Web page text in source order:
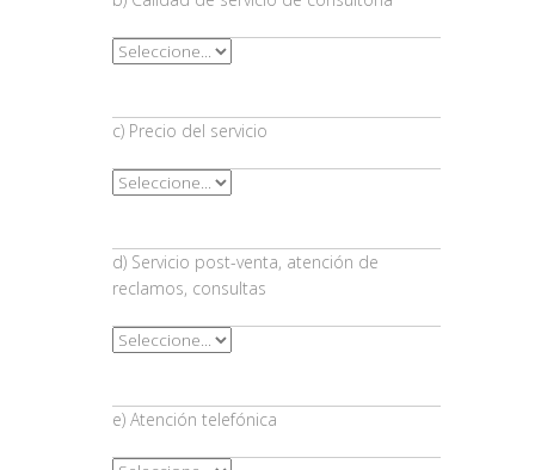
c) Precio del servicio
d) Servicio post-venta, atención de
reclamos, consultas
e) Atención telefónica